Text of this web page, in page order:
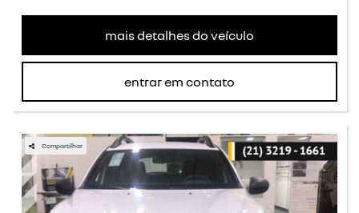
mais detalhes do veículo
entrar em contato
Compartilhar